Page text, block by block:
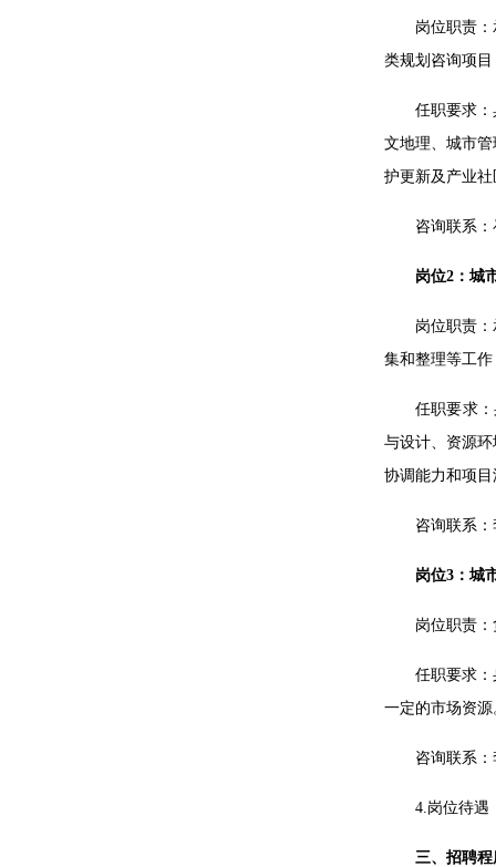
岗位职责
类规划咨询项
任职要求
文地理、城市
护更新及产业
咨询联系：
岗位2：城
岗位职责
集和整理等工
任职要求
与设计、资源
协调能力和项
咨询联系：
岗位3：城
岗位职责
任职要求
一定的市场资
咨询联系：
4.岗位待遇
三、招聘